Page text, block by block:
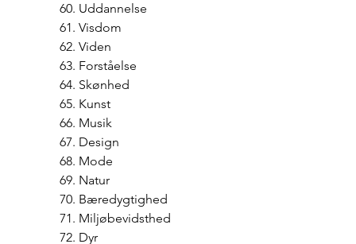
60. Uddannelse
61. Visdom
62. Viden
63. Forståelse
64. Skønhed
65. Kunst
66. Musik
67. Design
68. Mode
69. Natur
70. Bæredygtighed
71. Miljøbevidsthed
72. Dyr